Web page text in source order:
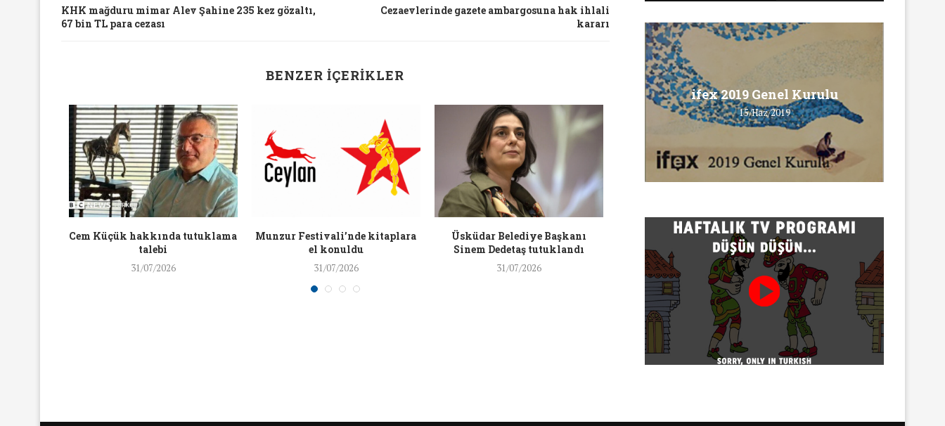
KHK mağduru mimar Alev Şahine 235 kez gözaltı,
67 bin TL para cezası
Cezaevlerinde gazete ambargosuna hak ihlali
kararı
BENZER İÇERIKLER
Cem Küçük hakkında tutuklama
talebi
31/07/2026
Munzur Festivali’nde kitaplara
el konuldu
31/07/2026
Üsküdar Belediye Başkanı
Sinem Dedetaş tutuklandı
31/07/2026
JINNEWS’in Türkçe X hesabına
erişim engeli
Gazeteci Sema Bingöl ve
hakkında soruşturma
30/07/2026
Konuştuk
Mart Ayında Nefret Söylemi
Konuştuk
26/Şub/2018
ifex 2019 Genel Kurulu
15/Haz/2019